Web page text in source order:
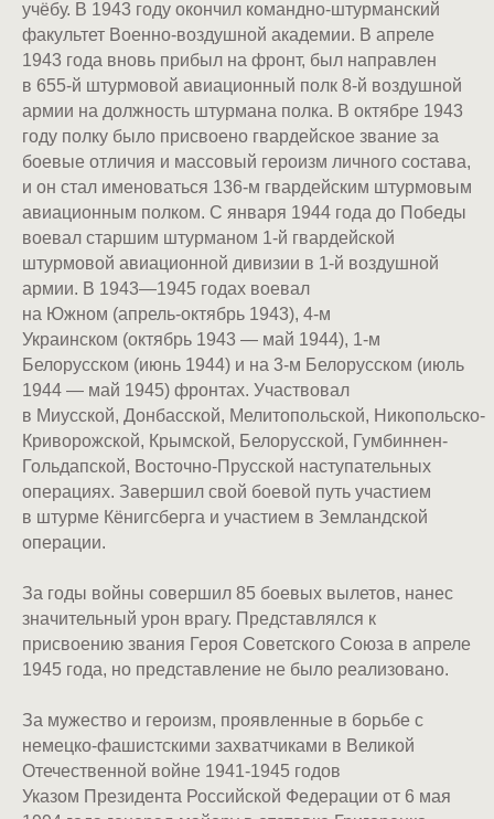
учёбу. В 1943 году окончил командно-штурманский
факультет Военно-воздушной академии. В апреле
1943 года вновь прибыл на фронт, был направлен
в 655-й штурмовой авиационный полк 8-й воздушной
армии на должность штурмана полка. В октябре 1943
году полку было присвоено гвардейское звание за
боевые отличия и массовый героизм личного состава,
и он стал именоваться 136-м гвардейским штурмовым
авиационным полком. С января 1944 года до Победы
воевал старшим штурманом 1-й гвардейской
штурмовой авиационной дивизии в 1-й воздушной
армии. В 1943—1945 годах воевал
на Южном (апрель-октябрь 1943), 4-м
Украинском (октябрь 1943 — май 1944), 1-м
Белорусском (июнь 1944) и на 3-м Белорусском (июль
1944 — май 1945) фронтах. Участвовал
в Миусской, Донбасской, Мелитопольской, Никопольско-
Криворожской, Крымской, Белорусской, Гумбиннен-
Гольдапской, Восточно-Прусской наступательных
операциях. Завершил свой боевой путь участием
в штурме Кёнигсберга и участием в Земландской
операции.
За годы войны совершил 85 боевых вылетов, нанес
значительный урон врагу. Представлялся к
присвоению звания Героя Советского Союза в апреле
1945 года, но представление не было реализовано.
За мужество и героизм, проявленные в борьбе с
немецко-фашистскими захватчиками в Великой
Отечественной войне 1941-1945 годов
Указом Президента Российской Федерации от 6 мая